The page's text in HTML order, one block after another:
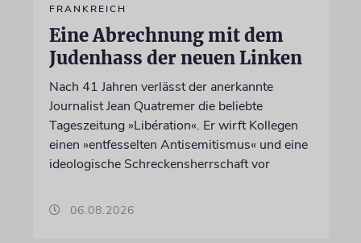
FRANKREICH
Eine Abrechnung mit dem
Judenhass der neuen Linken
Nach 41 Jahren verlässt der anerkannte
Journalist Jean Quatremer die beliebte
Tageszeitung »Libération«. Er wirft Kollegen
einen »entfesselten Antisemitismus« und eine
ideologische Schreckensherrschaft vor
06.08.2026